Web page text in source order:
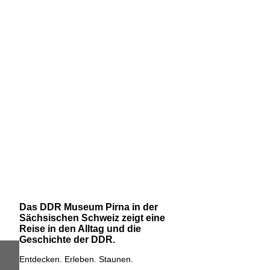
Das DDR Museum Pirna in der
Sächsischen Schweiz zeigt eine
Reise in den Alltag und die
Geschichte der DDR.
Entdecken. Erleben. Staunen.